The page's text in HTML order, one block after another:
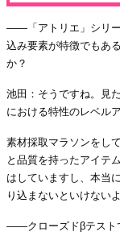
――「アトリエ」シリー
込み要素が特徴でもあ
か？
池田：そうですね。見
における特性のレベル
素材採取マラソンをし
と品質を持ったアイテ
はしていますし、本当
り込まないといけない
――クローズドβテスト